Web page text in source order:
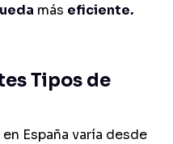
más eficiente.
Tipos de
España varía desde